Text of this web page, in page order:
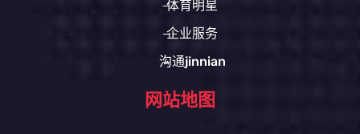
体育明星
企业服务
沟通jinnian
网站地图